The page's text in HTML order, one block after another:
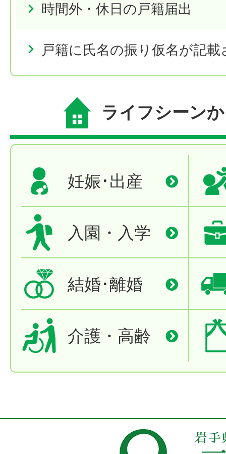
時間外・休日の戸籍届出
戸籍に氏名の振り仮名が記
ライフシーン
妊娠･出産
入園・入学
結婚･離婚
介護・高齢